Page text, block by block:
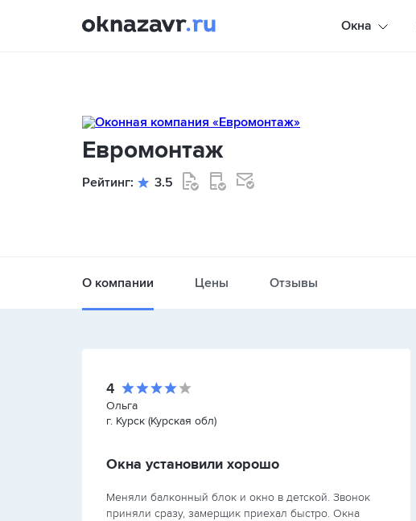
Окна
Евромонтаж
Рейтинг: 3.5
О компании Цены Отзывы
4
Ольга
г. Курск (Курская обл)
Окна установили хорошо
Меняли балконный блок и окно в детской. Звонок
приняли сразу, замерщик приехал быстро. Окна